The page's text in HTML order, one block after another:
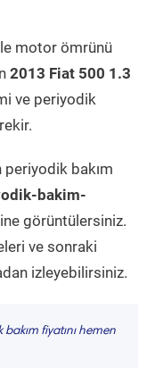
motor ömrünü
2013 Fiat 500 1.3
ve periyodik
periyodik bakım
bakim-
görüntülersiniz.
ve sonraki
izleyebilirsiniz.
fiyatını hemen